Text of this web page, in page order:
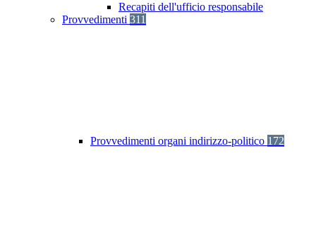
Recapiti dell'ufficio responsabile
Provvedimenti 311
Provvedimenti organi indirizzo-politico 172